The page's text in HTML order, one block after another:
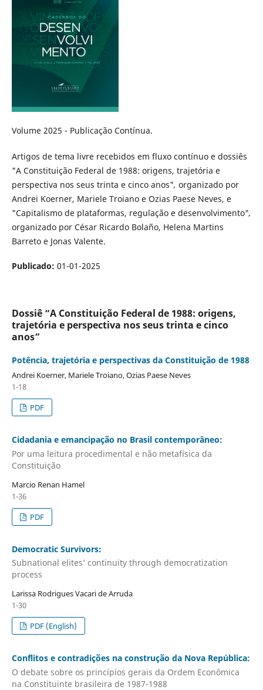
Volume 2025 - Publicação Contínua.
Artigos de tema livre recebidos em fluxo contínuo e dossiês
"A Constituição Federal de 1988: origens, trajetória e
perspectiva nos seus trinta e cinco anos", organizado por
Andrei Koerner, Mariele Troiano e Ozias Paese Neves, e
"Capitalismo de plataformas, regulação e desenvolvimento",
organizado por César Ricardo Bolaño, Helena Martins
Barreto e Jonas Valente.
Publicado: 01-01-2025
Dossiê “A Constituição Federal de 1988: origens,
trajetória e perspectiva nos seus trinta e cinco
anos”
Potência, trajetória e perspectivas da Constituição de 1988
Andrei Koerner, Mariele Troiano, Ozias Paese Neves
1-18
PDF
Cidadania e emancipação no Brasil contemporâneo:
Por uma leitura procedimental e não metafísica da
Constituição
Marcio Renan Hamel
1-36
PDF
Democratic Survivors:
Subnational elites’ continuity through democratization
process
Larissa Rodrigues Vacari de Arruda
1-30
PDF (English)
Conflitos e contradições na construção da Nova República:
O debate sobre os princípios gerais da Ordem Econômica
na Constituinte brasileira de 1987-1988